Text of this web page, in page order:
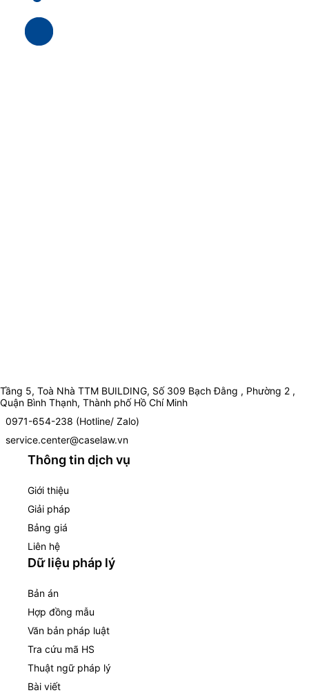
Tầng 5, Toà Nhà TTM BUILDING, Số 309 Bạch Đằng , Phường 2 ,
Quận Bình Thạnh, Thành phố Hồ Chí Minh
0971-654-238 (Hotline/ Zalo)
service.center@caselaw.vn
Thông tin dịch vụ
Giới thiệu
Giải pháp
Bảng giá
Liên hệ
Dữ liệu pháp lý
Bản án
Hợp đồng mẫu
Văn bản pháp luật
Tra cứu mã HS
Thuật ngữ pháp lý
Bài viết